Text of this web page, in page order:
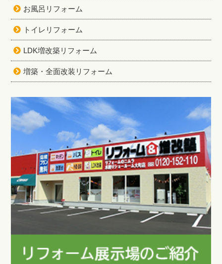
お風呂リフォーム
トイレリフォーム
LDK増改築リフォーム
増築・全面改装リフォーム